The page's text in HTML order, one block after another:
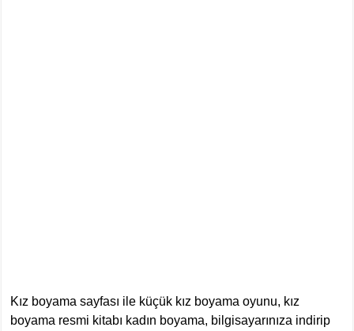
Kız boyama sayfası ile küçük kız boyama oyunu, kız
boyama resmi kitabı kadın boyama, bilgisayarınıza indirip